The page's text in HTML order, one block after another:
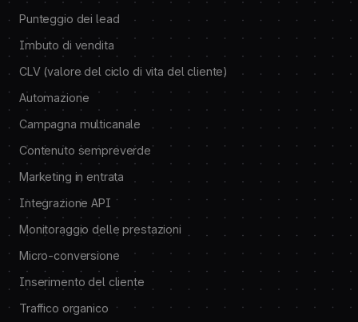
Punteggio dei lead
Imbuto di vendita
CLV (valore del ciclo di vita del cliente)
Automazione
Campagna multicanale
Contenuto sempreverde
Marketing in entrata
Integrazione API
Monitoraggio delle prestazioni
Micro-conversione
Inserimento del cliente
Traffico organico